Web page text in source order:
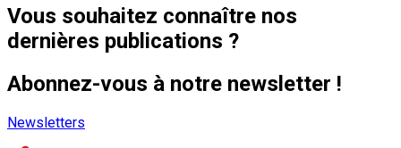
Vous souhaitez connaître nos
dernières publications ?
Abonnez-vous à notre newsletter !
Newsletters